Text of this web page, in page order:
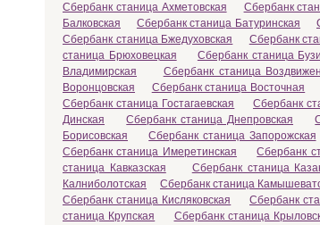
Сбербанк станица Ахметовская
Сбербанк
Балковская
Сбербанк станица Батуринская
Сбербанк станица Бжедуховская
Сбербанк
станица Брюховецкая
Сбербанк станица
Владимирская
Сбербанк станица
Воронцовская
Сбербанк станица Восточная
Сбербанк станица Гостагаевская
Сбербанк
Динская
Сбербанк станица Днепровская
Борисовская
Сбербанк станица Запорожская
Сбербанк станица Имеретинская
Сбербанк
станица Кавказская
Сбербанк станица
Калниболотская
Сбербанк станица
Сбербанк станица Кисляковская
Сбербанк
станица Крупская
Сбербанк станица